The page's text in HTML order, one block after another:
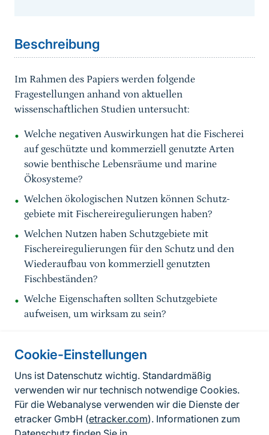
Cookie-Einstellungen
Uns ist Datenschutz wichtig. Standardmäßig
verwenden wir nur technisch notwendige Cookies.
Für die Webanalyse verwenden wir die Dienste der
etracker GmbH (etracker.com). Informationen zum
Beschreibung
Im Rahmen des Papiers werden folgende
Fragestellungen anhand von aktuellen
wissenschaftlichen Studien untersucht:
Welche negativen Auswirkungen hat die Fischerei
auf geschützte und kommerziell genutzte Arten
sowie benthische Lebensräume und marine
Ökosysteme?
Welchen ökologischen Nutzen können Schutz-
gebiete mit Fischereiregulierungen haben?
Welchen Nutzen haben Schutzgebiete mit
Fischereiregulierungen für den Schutz und den
Wiederaufbau von kommerziell genutzten
Fischbeständen?
Welche Eigenschaften sollten Schutzgebiete
aufweisen, um wirksam zu sein?
Informationen zur Seite
FußzeileKontakt zum BfN
Kontaktformular